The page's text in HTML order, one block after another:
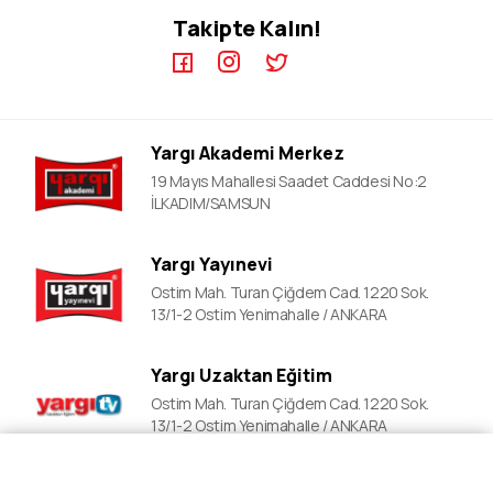
YDS Kursları
YKS Kursları
LGS Kursları
Polislik Sınavlarına Hazırlık
KPSS A Video Dersler
YDS Video Ders
Takipte Kalın!
Yargı Akademi Merkez
19 Mayıs Mahallesi Saadet Caddesi No:2
İLKADIM/SAMSUN
Yargı Yayınevi
Ostim Mah. Turan Çiğdem Cad. 1220 Sok.
13/1-2 Ostim Yenimahalle / ANKARA
Yargı Uzaktan Eğitim
Ostim Mah. Turan Çiğdem Cad. 1220 Sok.
13/1-2 Ostim Yenimahalle / ANKARA